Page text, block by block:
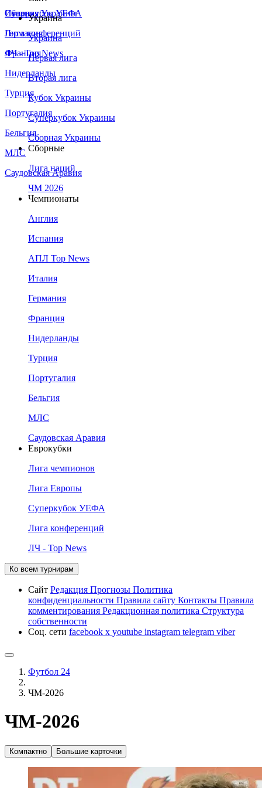
Сборная Украины
Италия
Германия
Франция
Нидерланды
Турция
Португалия
Бельгия
МЛС
Саудовская Аравия
Суперкубок УЕФА
Лига конференций
ЛЧ - Top News
Украина
Украина
Первая лига
Вторая лига
Кубок Украины
Суперкубок Украины
Сборная Украины
Сборные
Лига наций
ЧМ 2026
Чемпионаты
Англия
Испания
АПЛ Top News
Италия
Германия
Франция
Нидерланды
Турция
Португалия
Бельгия
МЛС
Саудовская Аравия
Еврокубки
Лига чемпионов
Лига Европы
Суперкубок УЕФА
Лига конференций
ЛЧ - Top News
Ко всем турнирам
Сайт Редакция Прогнозы Политика
конфиденциальности Правила сайту Контакты Правила
комментирования Редакционная политика Структура
собственности
Соц. сети facebook x youtube instagram telegram viber
Футбол 24
ЧМ-2026
ЧМ-2026
Компактно Большие карточки